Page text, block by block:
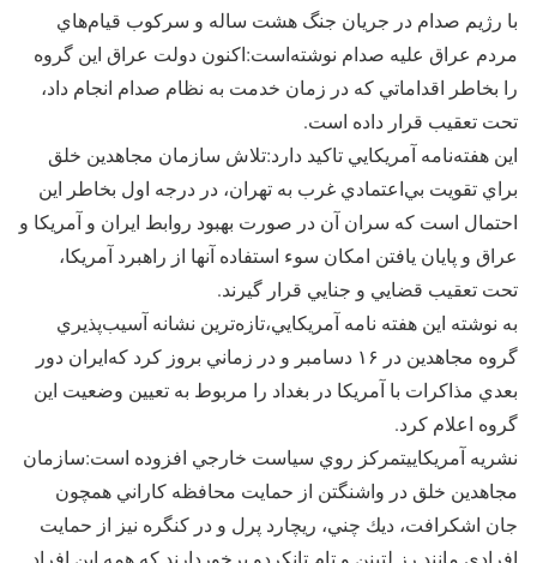
با رژيم صدام در جريان جنگ هشت ساله و سركوب قيام‌هاي
مردم عراق عليه صدام نوشته‌است:اكنون دولت عراق اين گروه
را بخاطر اقداماتي كه در زمان خدمت به نظام صدام انجام داد،
تحت تعقيب قرار داده است.
اين هفته‌نامه آمريكايي تاكيد دارد:تلاش سازمان مجاهدين خلق
براي تقويت بي‌اعتمادي غرب به تهران، در درجه اول بخاطر اين
احتمال است كه سران آن در صورت بهبود روابط ايران و آمريكا و
عراق و پايان يافتن امكان سوء استفاده آنها از راهبرد آمريكا،
تحت تعقيب قضايي و جنايي قرار گيرند.
به نوشته اين هفته نامه آمريكايي،تازه‌ترين نشانه آسيب‌پذيري
گروه مجاهدین در ‪ ۱۶‬دسامبر و در زماني بروز كرد كه‌ايران دور
بعدي مذاكرات با آمريكا در بغداد را مربوط به تعيين وضعيت اين
گروه اعلام كرد.
نشريه آمريكاييتمركز روي سياست خارجي افزوده است:سازمان
مجاهدين خلق در واشنگتن از حمايت محافظه كاراني همچون
جان اشكرافت، ديك چني، ريچارد پرل و در كنگره نيز از حمايت
افرادي مانند رز لتينن و تام تانكردو برخوردارند كه همه اين افراد